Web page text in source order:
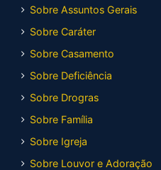
Sobre Assuntos Gerais
Sobre Caráter
Sobre Casamento
Sobre Deficiência
Sobre Drogras
Sobre Família
Sobre Igreja
Sobre Louvor e Adoração